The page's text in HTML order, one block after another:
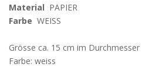
Material PAPIER
Farbe WEISS
Grösse ca. 15 cm im Durchmesser
Farbe: weiss